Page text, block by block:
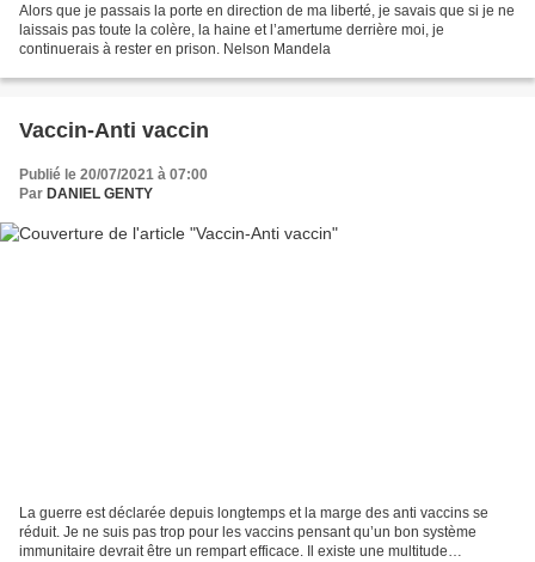
Alors que je passais la porte en direction de ma liberté, je savais que si je ne
laissais pas toute la colère, la haine et l’amertume derrière moi, je
continuerais à rester en prison. Nelson Mandela
Vaccin-Anti vaccin
Publié le 20/07/2021 à 07:00
Par DANIEL GENTY
La guerre est déclarée depuis longtemps et la marge des anti vaccins se
réduit. Je ne suis pas trop pour les vaccins pensant qu’un bon système
immunitaire devrait être un rempart efficace. Il existe une multitude